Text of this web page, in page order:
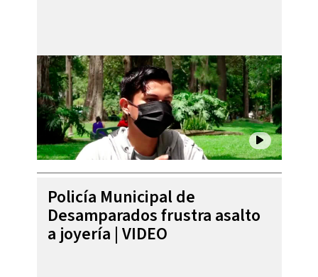
Policía Municipal de
Desamparados frustra asalto
a joyería | VIDEO